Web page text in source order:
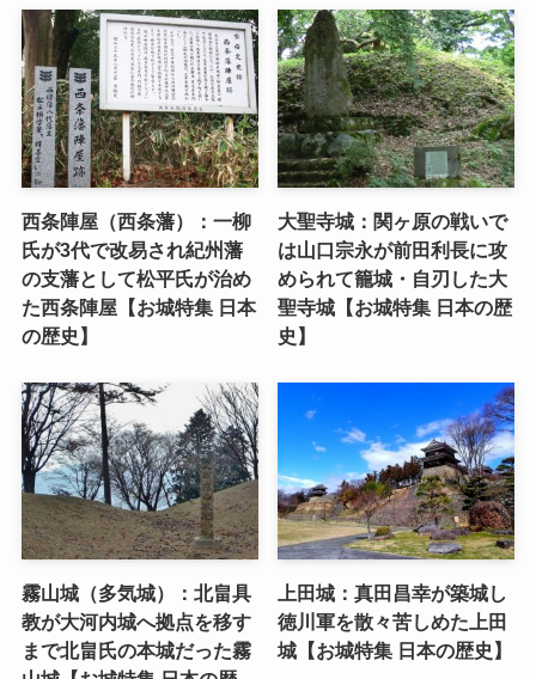
西条陣屋（西条藩）：一柳
氏が3代で改易され紀州藩
の支藩として松平氏が治め
た西条陣屋【お城特集 日本
の歴史】
大聖寺城：関ヶ原の戦いで
は山口宗永が前田利長に攻
められて籠城・自刃した大
聖寺城【お城特集 日本の歴
史】
霧山城（多気城）：北畠具
教が大河内城へ拠点を移す
まで北畠氏の本城だった霧
上田城：真田昌幸が築城し
徳川軍を散々苦しめた上田
城【お城特集 日本の歴史】